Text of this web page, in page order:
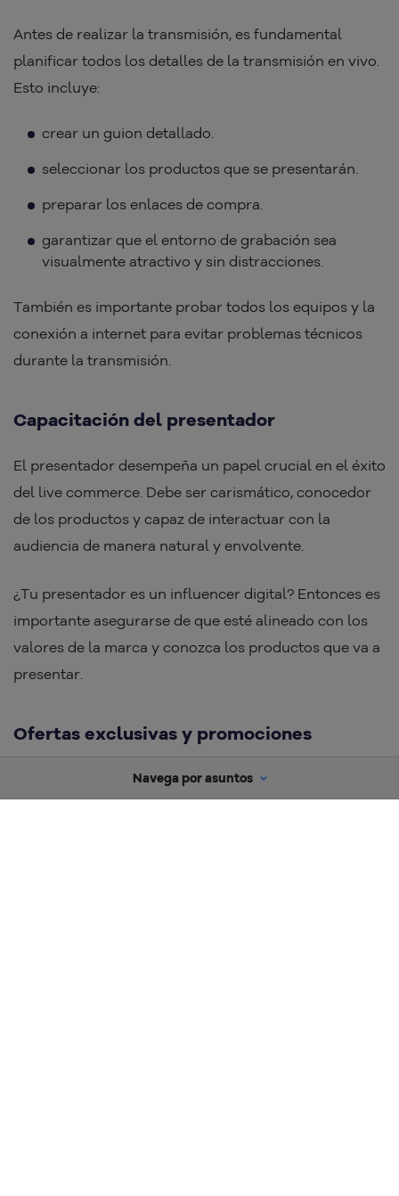
Antes de realizar la transmisión, es fundamental
planificar todos los detalles de la transmisión en vivo.
Esto incluye:
crear un guion detallado.
seleccionar los productos que se presentarán.
preparar los enlaces de compra.
garantizar que el entorno de grabación sea
visualmente atractivo y sin distracciones.
También es importante probar todos los equipos y la
conexión a internet para evitar problemas técnicos
durante la transmisión.
Capacitación del presentador
El presentador desempeña un papel crucial en el éxito
del live commerce. Debe ser carismático, conocedor
de los productos y capaz de interactuar con la
audiencia de manera natural y envolvente.
¿Tu presentador es un influencer digital? Entonces es
importante asegurarse de que esté alineado con los
valores de la marca y conozca los productos que va a
presentar.
Ofertas exclusivas y promociones
Una de las principales razones por las cuales los
consumidores participan en transmisiones en vivo de
Navega por asuntos